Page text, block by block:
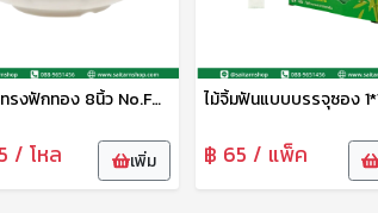
ชามลึกทรงฟักทอง 8นิ้ว No.FB3308 หงษ์ทอง
/ โหล เพิ่ม ฿ 65 / แพ็ค